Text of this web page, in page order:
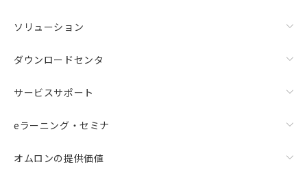
ソリューション
ダウンロードセンタ
サービスサポート
eラーニング・セミナ
オムロンの提供価値